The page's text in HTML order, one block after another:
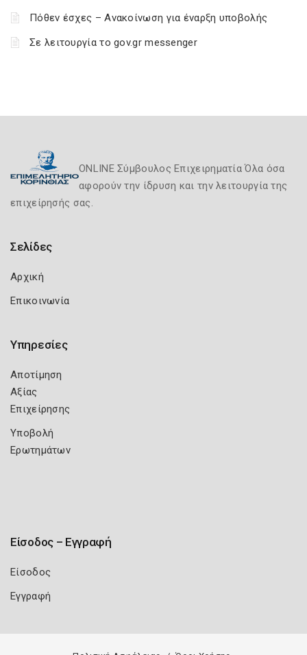
Πόθεν έσχες – Ανακοίνωση για έναρξη υποβολής
Σε λειτουργία το gov.gr messenger
ONLINE Σύμβουλος Επιχειρηματία Όλα όσα
αφορούν την ίδρυση και την λειτουργία της
επιχείρησής σας.
Σελίδες
Αρχική
Επικοινωνία
Υπηρεσίες
Αποτίμηση
Αξίας
Επιχείρησης
Υποβολή
Ερωτημάτων
Είσοδος – Εγγραφή
Είσοδος
Εγγραφή